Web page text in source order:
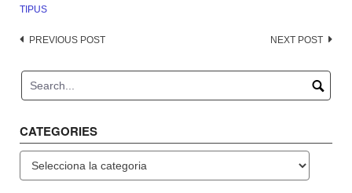
TIPUS
Post
PREVIOUS POST NEXT POST
CATEGORIES